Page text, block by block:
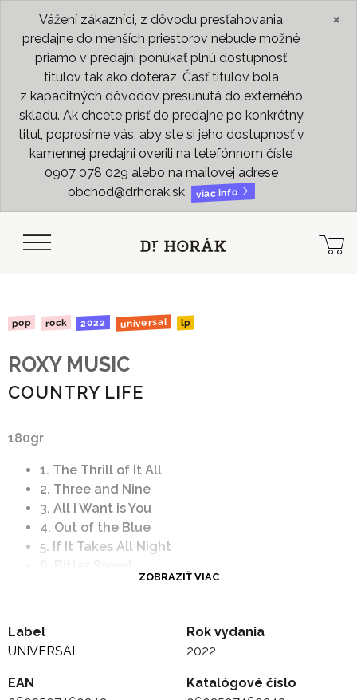
Vážení zákazníci, z dôvodu presťahovania
predajne do menších priestorov nebude možné
priamo v predajni ponúkať plnú dostupnosť
titulov tak ako doteraz. Časť titulov bola
z kapacitných dôvodov presunutá do externého
skladu. Ak chcete prísť do predajne po konkrétny
titul, poprosíme vás, aby ste si jeho dostupnosť v
kamennej predajni overili na telefónnom čísle
0907 078 029 alebo na mailovej adrese
obchod@drhorak.sk
viac info
×
pop rock 2022 universal lp
ROXY MUSIC
COUNTRY LIFE
180gr
1. The Thrill of It All
2. Three and Nine
3. All I Want is You
4. Out of the Blue
5. If It Takes All Night
9. A Really Good Time
10. Prairie Rose
ZOBRAZIŤ VIAC
Label
UNIVERSAL
Rok vydania
2022
EAN
Katalógové číslo